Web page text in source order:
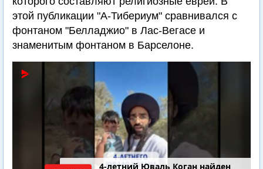
этой публикации "А-Тибериум" сравнивался с
фонтаном "Белладжио" в Лас-Вегасе и
знаменитым фонтаном в Барселоне.
4-летний Юваль Коган найден